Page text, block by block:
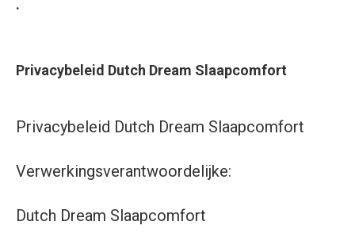
.
Privacybeleid Dutch Dream Slaapcomfort
Privacybeleid Dutch Dream Slaapcomfort
Verwerkingsverantwoordelijke:
Dutch Dream Slaapcomfort